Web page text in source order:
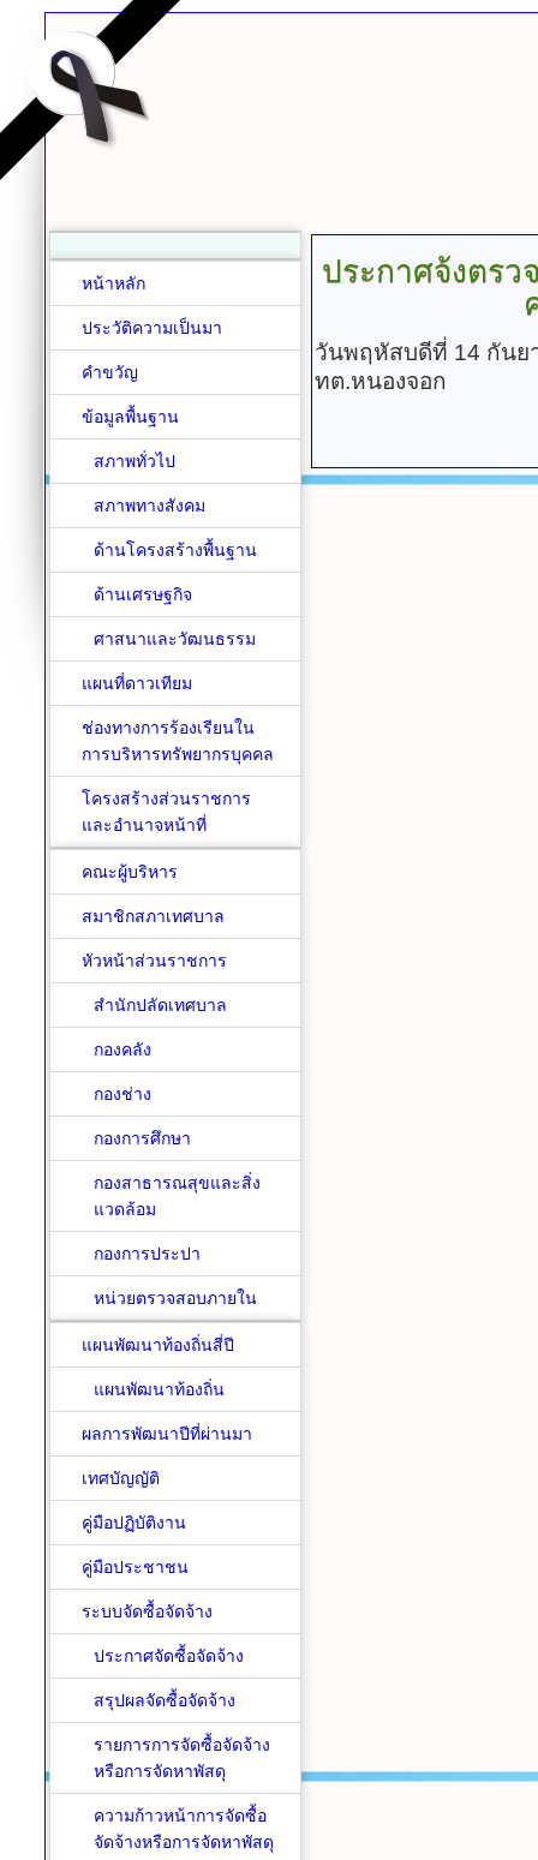
ประกาศจ้งตรว
วันพฤหัสบดีที่ 14 กันย
ทต.หนองจอก
หน้าหลัก
ประวัติความเป็นมา
คำขวัญ
ข้อมูลพื้นฐาน
สภาพทั่วไป
สภาพทางสังคม
ด้านโครงสร้างพื้นฐาน
ด้านเศรษฐกิจ
ศาสนาและวัฒนธรรม
แผนที่ดาวเทียม
ช่องทางการร้องเรียนใน
การบริหารทรัพยากรบุคคล
โครงสร้างส่วนราชการ
และอำนาจหน้าที่
คณะผู้บริหาร
สมาชิกสภาเทศบาล
หัวหน้าส่วนราชการ
สำนักปลัดเทศบาล
กองคลัง
กองช่าง
กองการศึกษา
กองสาธารณสุขและสิ่ง
แวดล้อม
กองการประปา
หน่วยตรวจสอบภายใน
แผนพัฒนาท้องถิ่นสี่ปี
แผนพัฒนาท้องถิ่น
ผลการพัฒนาปีที่ผ่านมา
เทศบัญญัติ
คู่มือปฏิบัติงาน
คู่มือประชาชน
ระบบจัดซื้อจัดจ้าง
ประกาศจัดซื้อจัดจ้าง
สรุปผลจัดซื้อจัดจ้าง
รายการการจัดซื้อจัดจ้าง
หรือการจัดหาพัสดุ
ความก้าวหน้าการจัดซื้อ
จัดจ้างหรือการจัดหาพัสดุ